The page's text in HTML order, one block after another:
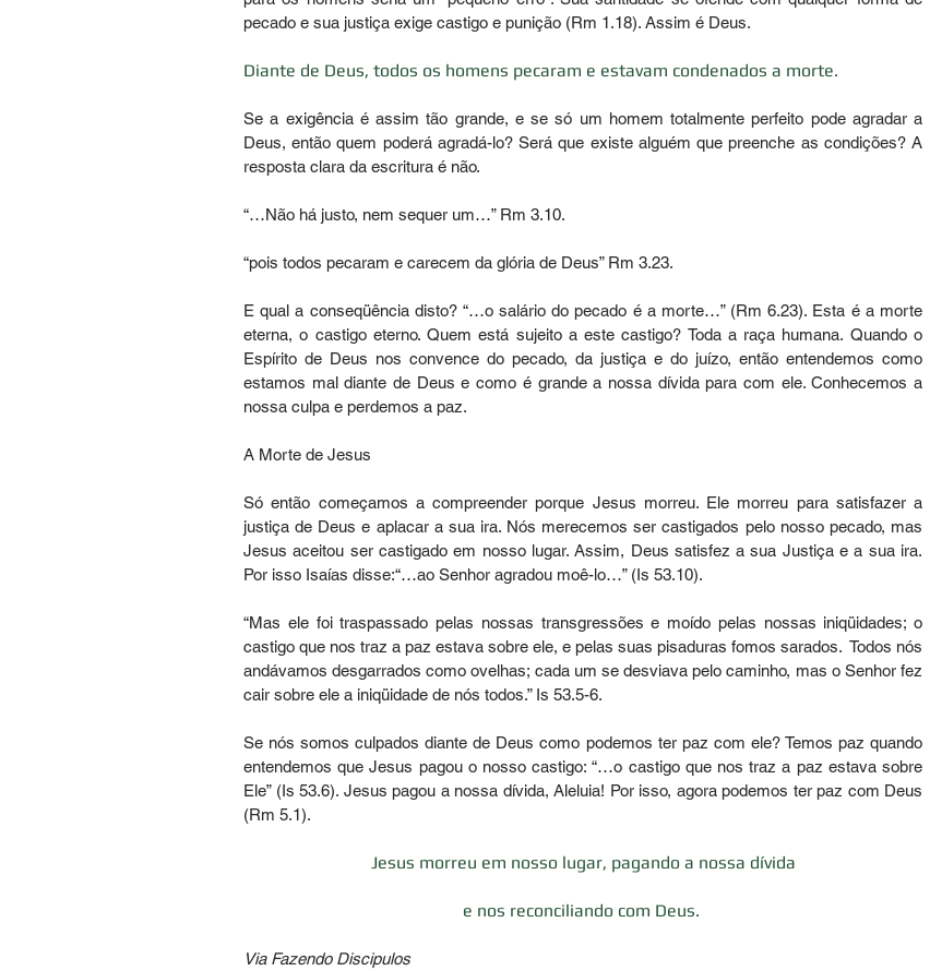
pecado e sua justiça exige castigo e punição (Rm 1.18). Assim é Deus.
Diante de Deus, todos os homens pecaram e estavam condenados a morte.
Se a exigência é assim tão grande, e se só um homem totalmente perfeito pode agradar a
Deus, então quem poderá agradá-lo? Será que existe alguém que preenche as condições? A
resposta clara da escritura é não.
“…Não há justo, nem sequer um…” Rm 3.10.
“pois todos pecaram e carecem da glória de Deus” Rm 3.23.
E qual a conseqüência disto? “…o salário do pecado é a morte…” (Rm 6.23). Esta é a morte
eterna, o castigo eterno. Quem está sujeito a este castigo? Toda a raça humana. Quando o
Espírito de Deus nos convence do pecado, da justiça e do juízo, então entendemos como
estamos mal diante de Deus e como é grande a nossa dívida para com ele. Conhecemos a
nossa culpa e perdemos a paz.
A Morte de Jesus
Só então começamos a compreender porque Jesus morreu. Ele morreu para satisfazer a
justiça de Deus e aplacar a sua ira. Nós merecemos ser castigados pelo nosso pecado, mas
Jesus aceitou ser castigado em nosso lugar. Assim, Deus satisfez a sua Justiça e a sua ira.
Por isso Isaías disse:“…ao Senhor agradou moê-lo…” (Is 53.10).
“Mas ele foi traspassado pelas nossas transgressões e moído pelas nossas iniqüidades; o
castigo que nos traz a paz estava sobre ele, e pelas suas pisaduras fomos sarados.  Todos nós
andávamos desgarrados como ovelhas; cada um se desviava pelo caminho, mas o Senhor fez
cair sobre ele a iniqüidade de nós todos.” Is 53.5-6.
Se nós somos culpados diante de Deus como podemos ter paz com ele? Temos paz quando
entendemos que Jesus pagou o nosso castigo: “…o castigo que nos traz a paz estava sobre
Ele” (Is 53.6). Jesus pagou a nossa dívida, Aleluia! Por isso, agora podemos ter paz com Deus
(Rm 5.1).
Jesus morreu em nosso lugar, pagando a nossa dívida
e nos reconciliando com Deus.
Via Fazendo Discipulos